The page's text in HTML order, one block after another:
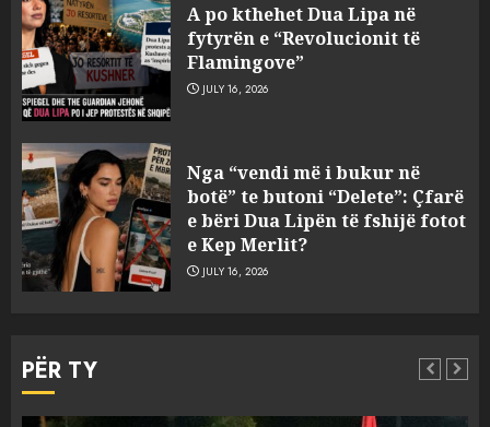
A po kthehet Dua Lipa në
fytyrën e “Revolucionit të
Flamingove”
JULY 16, 2026
Nga “vendi më i bukur në
botë” te butoni “Delete”: Çfarë
e bëri Dua Lipën të fshijë fotot
e Kep Merlit?
JULY 16, 2026
PËR TY
3
me shpejtësi mbi lagje të
banuara, Pentagoni publikon
dosje të reja mbi UFO-t
AUGUST 8, 2026
nënshkruar një peticion